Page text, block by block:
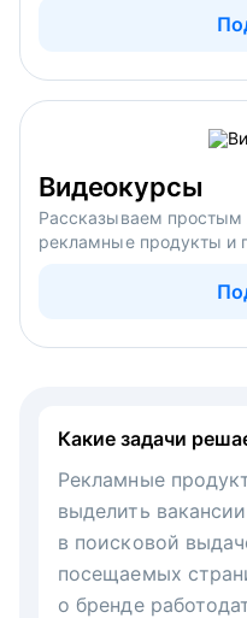
Видеокурсы
Рассказываем простым
рекламные продукты и
Какие задачи
Рекламные
выделить
в поисковой
посещаемых
о бренде